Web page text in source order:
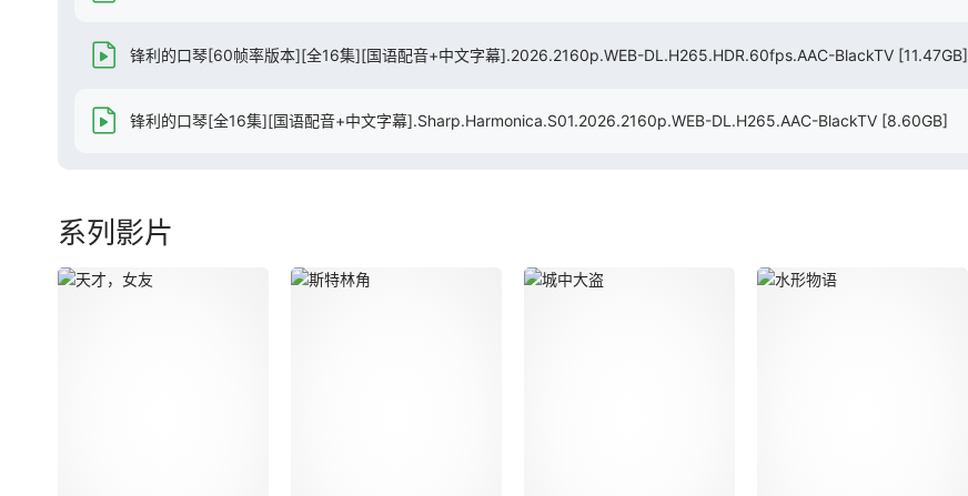
锋利的口琴[60帧率版本][全16集][国语配音+中文字幕].2026.2160p.WEB-DL.H265.HDR.60fps.AAC-BlackTV [11.47GB]
锋利的口琴[全16集][国语配音+中文字幕].Sharp.Harmonica.S01.2026.2160p.WEB-DL.H265.AAC-BlackTV [8.60GB]
系列影片